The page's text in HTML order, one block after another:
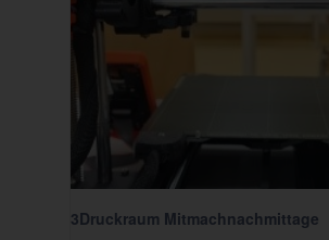
3Druckraum Mitmachnachmittage